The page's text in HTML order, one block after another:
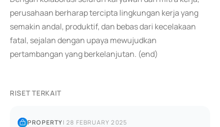
perusahaan berharap tercipta lingkungan kerja yang
semakin andal, produktif, dan bebas dari kecelakaan
fatal, sejalan dengan upaya mewujudkan
pertambangan yang berkelanjutan. (end)
RISET TERKAIT
PROPERTY|28 FEBRUARY 2025